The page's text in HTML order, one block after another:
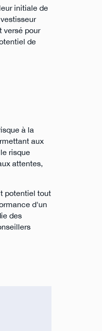
initiale de
versé pour
de
à la
aux
risque
attentes,
potentiel tout
d'un
des